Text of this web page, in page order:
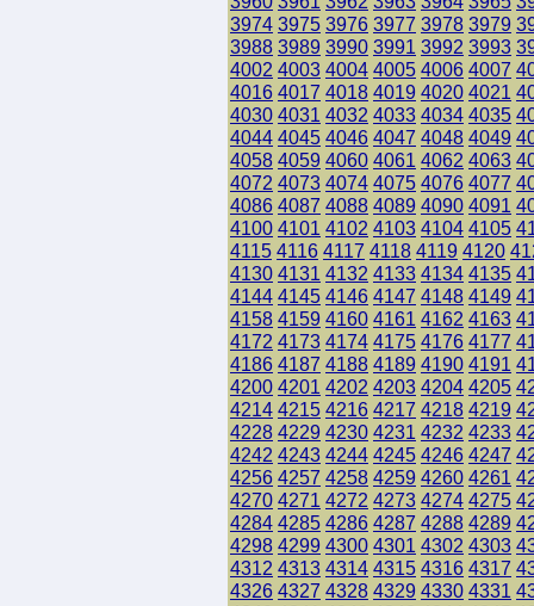
3974 3975 3976 3977 3978 3979
3988 3989 3990 3991 3992 3993
4002 4003 4004 4005 4006 4007
4016 4017 4018 4019 4020 4021
4030 4031 4032 4033 4034 4035
4044 4045 4046 4047 4048 4049
4058 4059 4060 4061 4062 4063
4072 4073 4074 4075 4076 4077
4086 4087 4088 4089 4090 4091
4100 4101 4102 4103 4104 4105
4115 4116 4117 4118 4119 4120
4130 4131 4132 4133 4134 4135
4144 4145 4146 4147 4148 4149
4158 4159 4160 4161 4162 4163
4172 4173 4174 4175 4176 4177
4186 4187 4188 4189 4190 4191
4200 4201 4202 4203 4204 4205
4214 4215 4216 4217 4218 4219
4228 4229 4230 4231 4232 4233
4242 4243 4244 4245 4246 4247
4256 4257 4258 4259 4260 4261
4270 4271 4272 4273 4274 4275
4284 4285 4286 4287 4288 4289
4298 4299 4300 4301 4302 4303
4312 4313 4314 4315 4316 4317
4326 4327 4328 4329 4330 4331